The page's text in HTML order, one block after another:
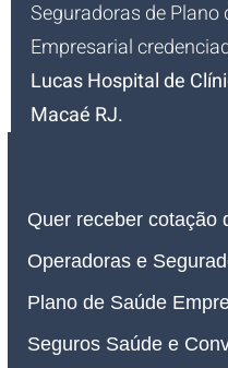
Seguradoras de Plano
Empresarial
Lucas Hospital de
Macaé RJ.
Quer receber cotação
Operadoras e
Plano de Saúde
Seguros Saúde e